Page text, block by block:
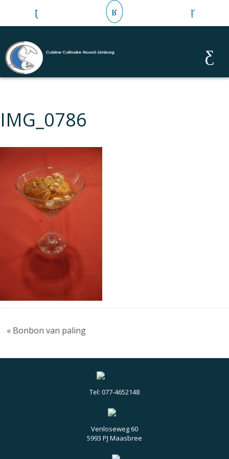
IMG_0786
« Bonbon van paling
Tel: 077-4652148
Venloseweg 60
5993 PJ Maasbree